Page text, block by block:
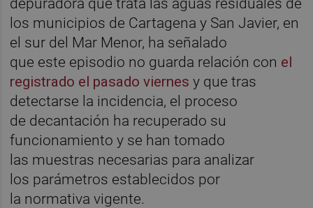
los municipios de Cartagena y San Javier, en
el sur del Mar Menor, ha señalado
que este episodio no guarda relación con el
registrado el pasado viernes y que tras
detectarse la incidencia, el proceso
de decantación ha recuperado su
funcionamiento y se han tomado
las muestras necesarias para analizar
los parámetros establecidos por
la normativa vigente.